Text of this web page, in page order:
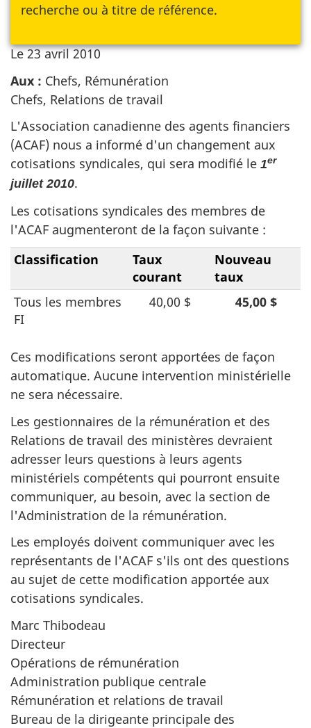
recherche ou à titre de référence.
Le23 avril 2010
Aux : Chefs, Rémunération
Chefs, Relations de travail
L'Association canadienne des agents financiers
(ACAF) nous a informé d'un changement aux
cotisations syndicales, qui sera modifié le 1er
juillet 2010.
Les cotisations syndicales des membres de
l'ACAF augmenteront de la façon suivante :
Classification
Taux
courant
Nouveau
taux
Tous les membres
FI
40,00 $ 45,00 $
Ces modifications seront apportées de façon
automatique. Aucune intervention ministérielle
ne sera nécessaire.
Les gestionnaires de la rémunération et des
Relations de travail des ministères devraient
adresser leurs questions à leurs agents
ministériels compétents qui pourront ensuite
communiquer, au besoin, avec la section de
l'Administration de la rémunération.
Les employés doivent communiquer avec les
représentants de l'ACAF s'ils ont des questions
au sujet de cette modification apportée aux
cotisations syndicales.
Marc Thibodeau
Directeur
Opérations de rémunération
Administration publique centrale
Rémunération et relations de travail
Bureau de la dirigeante principale des